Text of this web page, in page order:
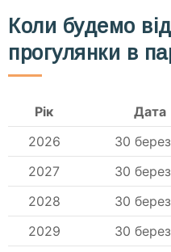
Коли будемо
прогулянки в
Рік Дата
2026
30
2027
30
2028
30
2029
30